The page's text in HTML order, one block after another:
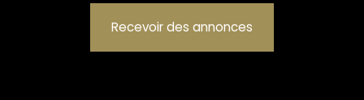
Recevoir des annonces